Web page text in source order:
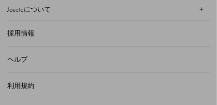
Joueteについて
採用情報
ヘルプ
利用規約